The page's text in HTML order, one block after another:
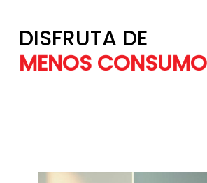
DISFRUTA DE